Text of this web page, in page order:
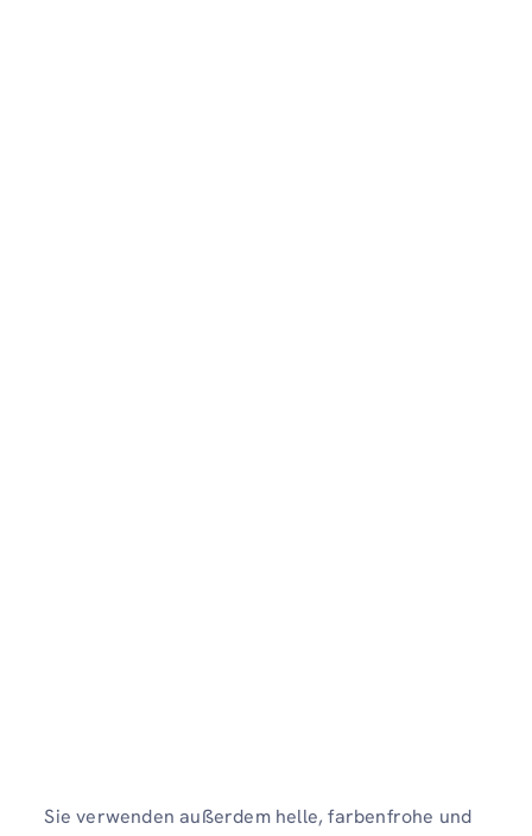
Sie verwenden außerdem helle, farbenfrohe und